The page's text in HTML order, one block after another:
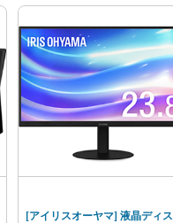
[アイリスオーヤマ] 液晶ディス